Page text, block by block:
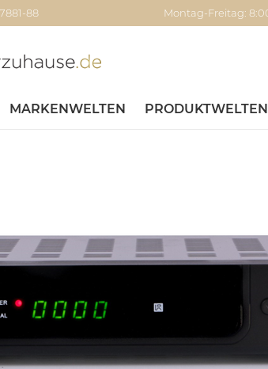
88 Montag-Freitag:
MARKENWELTEN PRODUKTWELTEN